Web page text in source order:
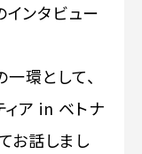
ンタビュー
環として、
ィア in ベトナ
お話しまし